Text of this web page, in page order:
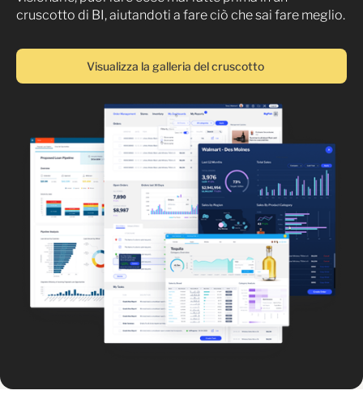
cruscotto di BI, aiutandoti a fare ciò che sai fare meglio.
Visualizza la galleria del cruscotto